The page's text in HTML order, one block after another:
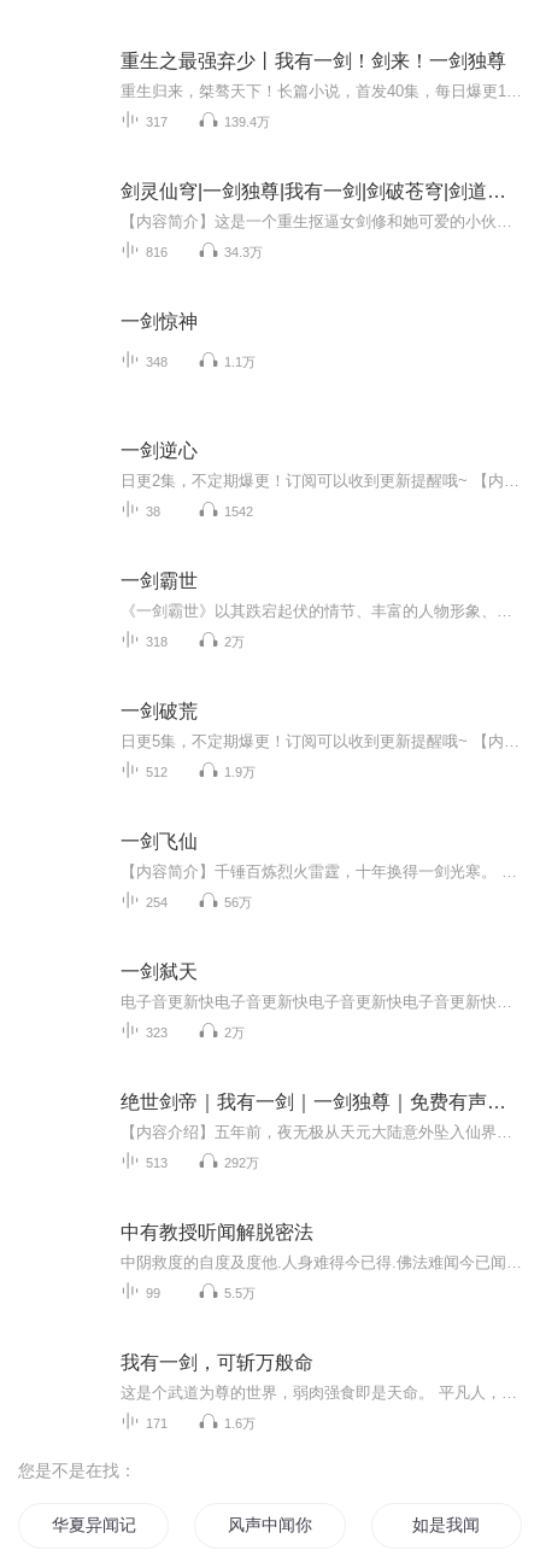
重生之最强弃少丨我有一剑！剑来！一剑独尊
317 139.4万
剑灵仙穹|一剑独尊|我有一剑|剑破苍穹|剑道独尊
816 34.3万
一剑惊神
348 1.1万
一剑逆心
38 1542
一剑霸世
318 2万
一剑破荒
512 1.9万
一剑飞仙
254 56万
一剑弑天
323 2万
绝世剑帝｜我有一剑｜一剑独尊｜免费有声小说
513 292万
中有教授听闻解脱密法
99 5.5万
我有一剑，可斩万般命
171 1.6万
您是不是在找：
华夏异闻记 风声中闻你 如是我闻